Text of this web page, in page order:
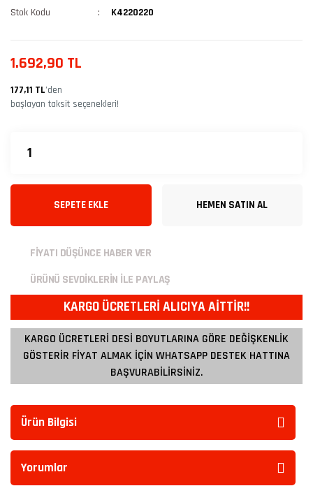
Stok Kodu
K4220220
1.692,90 TL
177,11 TL’den
başlayan taksit seçenekleri!
SEPETE EKLE HEMEN SATIN AL
FİYATI DÜŞÜNCE HABER VER
ÜRÜNÜ SEVDİKLERİN İLE PAYLAŞ
KARGO ÜCRETLERİ ALICIYA AİTTİR!!
KARGO ÜCRETLERİ DESİ BOYUTLARINA GÖRE DEĞİŞKENLİK
GÖSTERİR FİYAT ALMAK İÇİN WHATSAPP DESTEK HATTINA
BAŞVURABİLİRSİNİZ.
Ürün Bilgisi
Yorumlar